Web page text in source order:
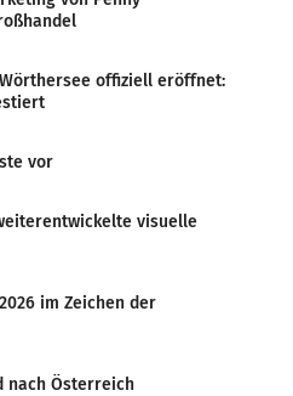
offiziell eröffnet:
vor
visuelle
im Zeichen der
nach Österreich